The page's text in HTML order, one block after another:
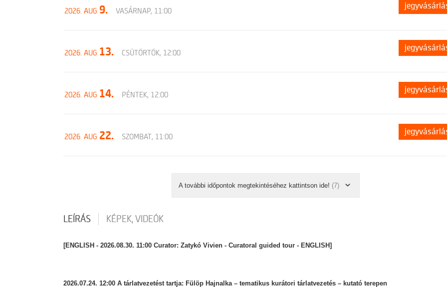
2026. AUG 9. VASÁRNAP, 11:00
2026. AUG 13. CSÜTÖRTÖK, 12:00
2026. AUG 14. PÉNTEK, 12:00
2026. AUG 22. SZOMBAT, 11:00
A további időpontok megtekintéséhez kattintson ide! (7)
LEÍRÁS KÉPEK, VIDEÓK
[ENGLISH - 2026.08.30. 11:00 Curator: Zatykó Vivien - Curatoral guided tour - ENGLISH]
2026.07.24. 12:00 A tárlatvezetést tartja: Fülöp Hajnalka – tematikus kurátori tárlatvezetés – kutató terepen